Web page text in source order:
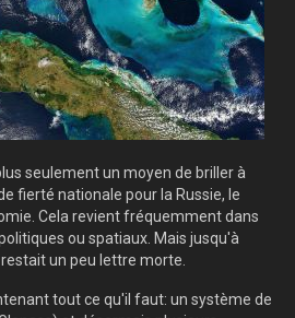
seulement un moyen de briller à
fierté nationale pour la Russie, le
Cela revient fréquemment dans
ou spatiaux. Mais jusqu'à
un peu lettre morte.
tout ce qu'il faut: un système de